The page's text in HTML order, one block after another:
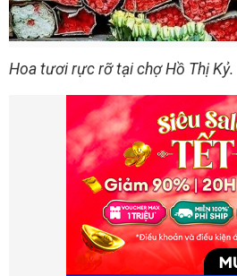
Hoa tươi rực rỡ tại chợ Hồ Thị Kỷ.